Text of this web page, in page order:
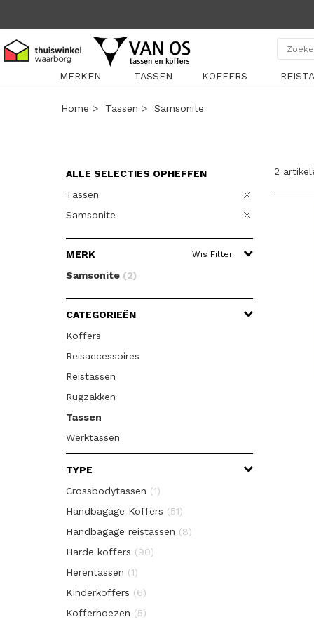
MERKEN
TASSEN KOFFERS
Home > Tassen > Samsonite
ALLE SELECTIES OPHEFFEN
Tassen
Samsonite
MERK Wis Filter
Samsonite (2)
CATEGORIEËN
Koffers
Reisaccessoires
Reistassen
Rugzakken
Tassen
Werktassen
TYPE
Crossbodytassen (1)
Handbagage Koffers (51)
Handbagage reistassen (8)
Harde koffers (90)
Herentassen (1)
Kinderkoffers (6)
Kofferhoezen (5)
2